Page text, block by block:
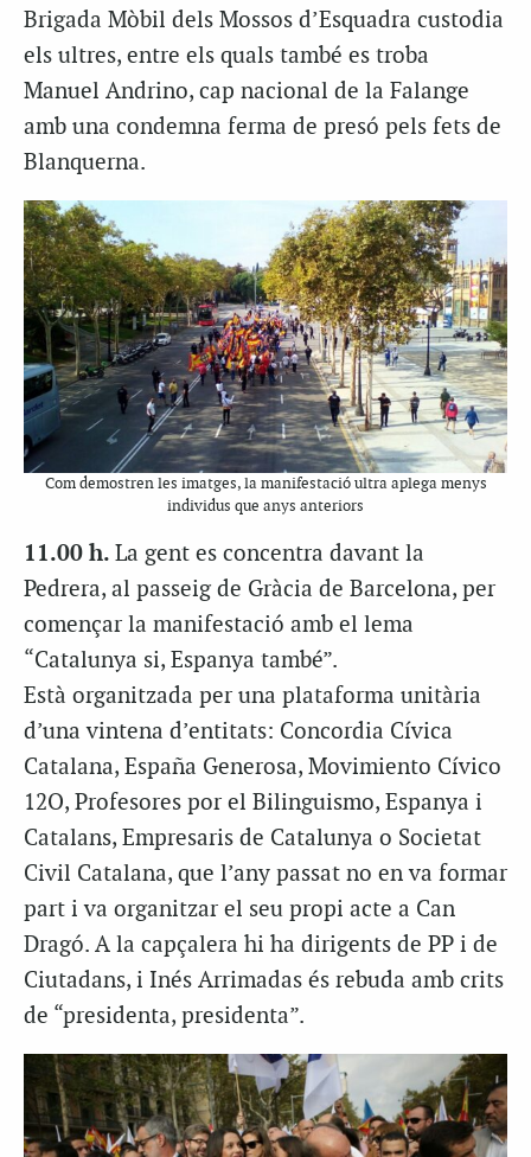
Brigada Mòbil dels Mossos d’Esquadra custodia
els ultres, entre els quals també es troba
Manuel Andrino, cap nacional de la Falange
amb una condemna ferma de presó pels fets de
Blanquerna.
Com demostren les imatges, la manifestació ultra aplega menys
individus que anys anteriors
11.00 h. La gent es concentra davant la
Pedrera, al passeig de Gràcia de Barcelona, per
començar la manifestació amb el lema
“Catalunya si, Espanya també”.
Està organitzada per una plataforma unitària
d’una vintena d’entitats: Concordia Cívica
Catalana, España Generosa, Movimiento Cívico
12O, Profesores por el Bilinguismo, Espanya i
Catalans, Empresaris de Catalunya o Societat
Civil Catalana, que l’any passat no en va formar
part i va organitzar el seu propi acte a Can
Dragó. A la capçalera hi ha dirigents de PP i de
Ciutadans, i Inés Arrimadas és rebuda amb crits
de “presidenta, presidenta”.